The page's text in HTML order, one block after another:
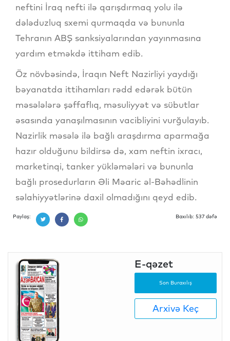
neftini İraq nefti ilə qarışdırmaq yolu ilə
dələduzluq sxemi qurmaqda və bununla
Tehranın ABŞ sanksiyalarından yayınmasına
yardım etməkdə ittiham edib.
Öz növbəsində, İraqın Neft Nazirliyi yaydığı
bəyanatda ittihamları rədd edərək bütün
məsələlərə şəffaflıq, məsuliyyət və sübutlar
əsasında yanaşılmasının vacibliyini vurğulayıb.
Nazirlik məsələ ilə bağlı araşdırma aparmağa
hazır olduğunu bildirsə də, xam neftin ixracı,
marketinqi, tanker yükləmələri və bununla
bağlı prosedurların Əli Məaric əl-Bəhədlinin
səlahiyyətlərinə daxil olmadığını qeyd edib.
Paylaş: Baxılıb: 537 dəfə
E-qəzet
Son Buraxılış
Arxivə Keç